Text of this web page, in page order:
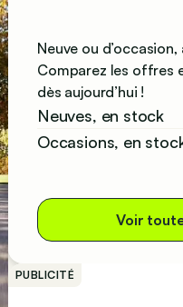
Neuve ou
Comparez les offres
dès aujourd’hui !
Neuves, en stock
Occasions, en
Voir
PUBLICITÉ